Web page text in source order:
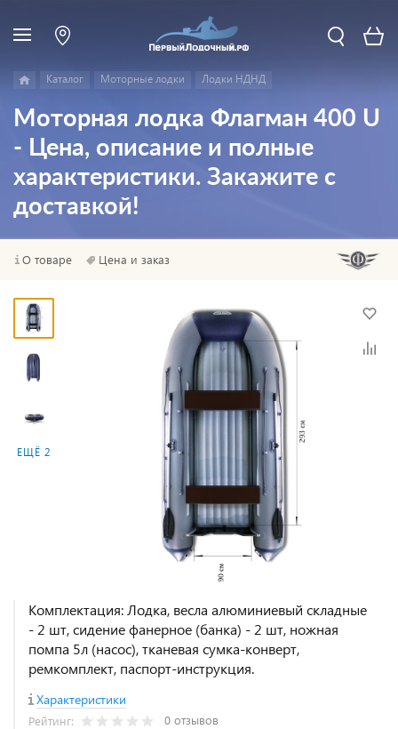
Каталог Моторные лодки Лодки НДНД
Моторная лодка Флагман 400 U
- Цена, описание и полные
характеристики. Закажите с
доставкой!
О товаре Цена и заказ
ЕЩЁ 2
Комплектация: Лодка, весла алюминиевый складные
- 2 шт, сидение фанерное (банка) - 2 шт, ножная
помпа 5л (насос), тканевая сумка-конверт,
ремкомплект, паспорт-инструкция.
Характеристики
Рейтинг: 0 отзывов